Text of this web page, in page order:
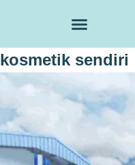
sendiri